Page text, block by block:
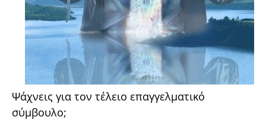
Ψάχνεις για τον τέλειο επαγγελματικό
σύμβουλο;